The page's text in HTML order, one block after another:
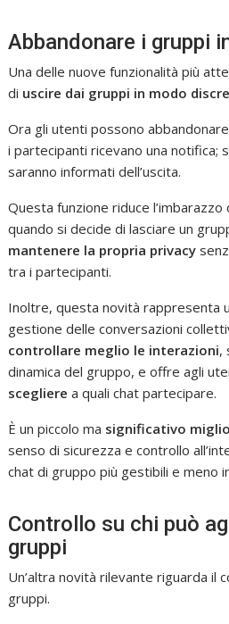
Abbandonare i gruppi
Una delle nuove funzionalità più
di uscire dai gruppi in modo
Ora gli utenti possono
i partecipanti ricevano una notifica;
saranno informati dell’uscita.
Questa funzione riduce l’imbarazzo
quando si decide di lasciare un
mantenere la propria privacy
tra i partecipanti.
Inoltre, questa novità rappresenta
gestione delle conversazioni
controllare meglio le interazioni,
dinamica del gruppo, e offre agli
scegliere a quali chat partecipare.
È un piccolo ma significativo
senso di sicurezza e controllo
chat di gruppo più gestibili e meno
Controllo su chi può
gruppi
Un’altra novità rilevante riguarda il
gruppi.